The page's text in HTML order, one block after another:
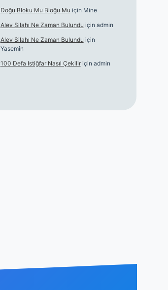
Doğu Bloku Mu Bloğu Mu için Mine
Alev Silahı Ne Zaman Bulundu için admin
Alev Silahı Ne Zaman Bulundu için
Yasemin
100 Defa Istiğfar Nasıl Çekiliriçin admin